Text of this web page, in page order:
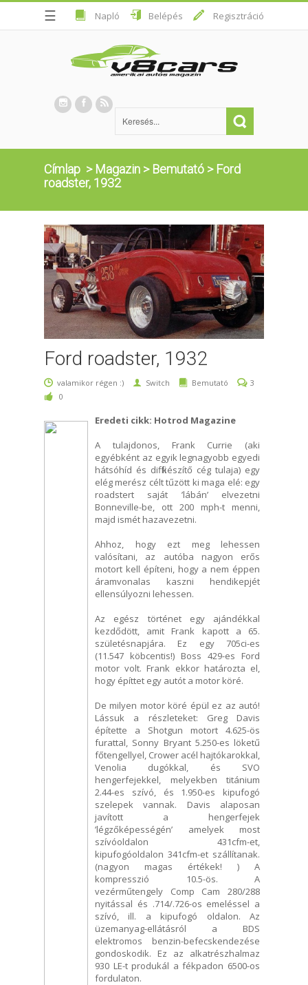
☰ Napló Belépés Regisztráció
Címlap > Magazin > Bemutató > Ford
roadster, 1932
Ford roadster, 1932
valamikor régen :) Switch Bemutató
3
0
Eredeti cikk: Hotrod Magazine
A tulajdonos, Frank Currie (aki
egyébként az egyik legnagyobb egyedi
hátsóhíd és diffi készítő cég tulaja) egy
elég merész célt tűzött ki maga elé: egy
roadstert saját ’lábán’ elvezetni
Bonneville-be, ott 200 mph-t menni,
majd ismét hazavezetni.
Ahhoz, hogy ezt meg lehessen
valósítani, az autóba nagyon erős
motort kell építeni, hogy a nem éppen
áramvonalas kaszni hendikepjét
ellensúlyozni lehessen.
Az egész történet egy ajándékkal
kezdődött, amit Frank kapott a 65.
születésnapjára. Ez egy 705ci-es
(11.547 köbcentis!) Boss 429-es Ford
motor volt. Frank ekkor határozta el,
hogy építtet egy autót a motor köré.
De milyen motor köré épül ez az autó!
Lássuk a részleteket: Greg Davis
építette a Shotgun motort 4.625-ös
furattal, Sonny Bryant 5.250-es löketű
főtengellyel, Crower acél hajtókarokkal,
Venolia dugókkal, és SVO
hengerfejekkel, melyekben titánium
2.44-es szívó, és 1.950-es kipufogó
szelepek vannak. Davis alaposan
javított a hengerfejek
’légzőképességén’ amelyek most
szívóoldalon 431cfm-et,
kipufogóoldalon 341cfm-et szállítanak.
(nagyon magas értékek! ) A
kompresszió 10.5-ös. A
vezérműtengely Comp Cam 280/288
nyitással és .714/.726-os emeléssel a
szívó, ill. a kipufogó oldalon. Az
üzemanyag-ellátásról a BDS
elektromos benzin-befecskendezése
gondoskodik. Ez az alkatrészhalmaz
930 LE-t produkál a fékpadon 6500-os
fordulaton.